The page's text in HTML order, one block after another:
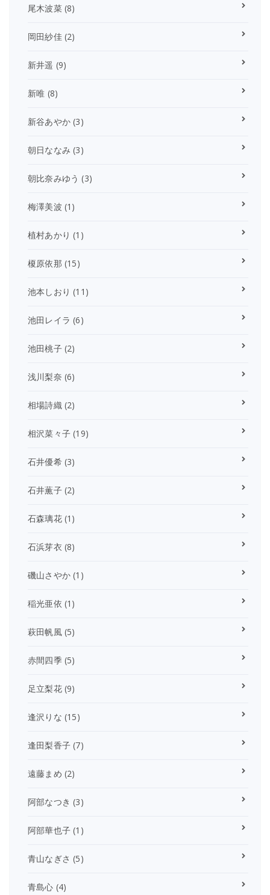
尾木波菜(8)
岡田紗佳(2)
新井遥 (9)
新唯 (8)
新谷あやか (3)
朝日ななみ (3)
朝比奈みゆう (3)
梅澤美波 (1)
植村あかり (1)
榎原依那 (15)
池本しおり (11)
池田レイラ (6)
池田桃子(2)
浅川梨奈 (6)
相場詩織(2)
相沢菜々子 (19)
石井優希(3)
石井薫子(2)
石森璃花(1)
石浜芽衣 (8)
磯山さやか (1)
稲光亜依 (1)
萩田帆風(5)
赤間四季(5)
足立梨花(9)
逢沢りな (15)
逢田梨香子 (7)
遠藤まめ (2)
阿部なつき (3)
阿部華也子 (1)
青山なぎさ (5)
青島心 (4)